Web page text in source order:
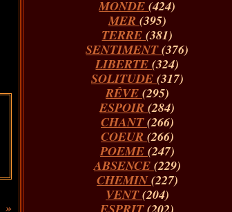
MONDE(424)
MER (395)
TERRE(381)
SENTIMENT(376)
LIBERTE(324)
SOLITUDE (317)
RÊVE (295)
ESPOIR(284)
CHANT(266)
COEUR (266)
POEME (247)
ABSENCE (229)
CHEMIN(227)
VENT(204)